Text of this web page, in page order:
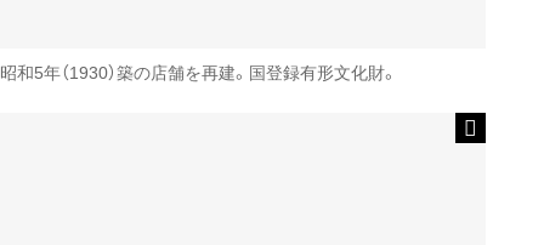
昭和5年（1930）築の店舗を再建。国登録有形文化財。